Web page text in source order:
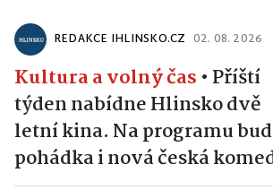
REDAKCE IHLINSKO.CZ 02. 08. 2026
Kultura a volný čas • Příští
týden nabídne Hlinsko dvě
letní kina. Na programu
pohádka i nová česká